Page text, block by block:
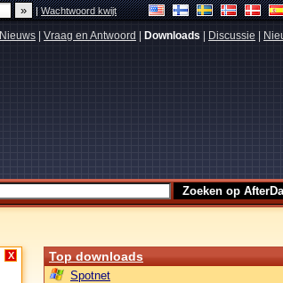
|Wachtwoord kwijt
Nieuws Vraag en Antwoord Downloads Discussie
X Top downloads
Spotnet